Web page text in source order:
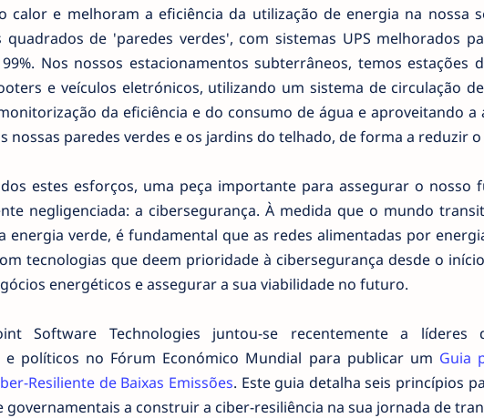
calor e melhoram a eficiência da utilização de energia na nossa
quadrados de 'paredes verdes', com sistemas UPS melhorados
Nos nossos estacionamentos subterrâneos, temos estações
e veículos eletrónicos, utilizando um sistema de circulação
da eficiência e do consumo de água e aproveitando a
nossas paredes verdes e os jardins do telhado, de forma a reduzir
estes esforços, uma peça importante para assegurar o nosso
negligenciada: a cibersegurança. À medida que o mundo
energia verde, é fundamental que as redes alimentadas por
tecnologias que deem prioridade à cibersegurança desde o
energéticos e assegurar a sua viabilidade no futuro.
Software Technologies juntou-se recentemente a líderes
e políticos no Fórum Económico Mundial para publicar um Guia
Resiliente de Baixas Emissões. Este guia detalha seis princípios
governamentais a construir a ciber-resiliência na sua jornada de